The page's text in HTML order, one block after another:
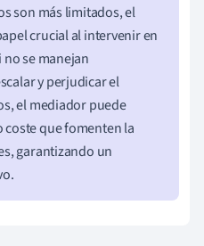
son más limitados, el
crucial al intervenir en
se manejan
y perjudicar el
el mediador puede
que fomenten la
garantizando un